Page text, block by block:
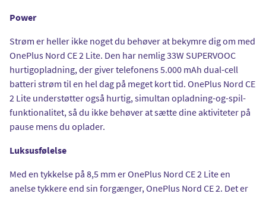
Power
Strøm er heller ikke noget du behøver at bekymre dig om med
OnePlus Nord CE 2 Lite. Den har nemlig 33W SUPERVOOC
hurtigopladning, der giver telefonens 5.000 mAh dual-cell
batteri strøm til en hel dag på meget kort tid. OnePlus Nord CE
2 Lite understøtter også hurtig, simultan opladning-og-spil-
funktionalitet, så du ikke behøver at sætte dine aktiviteter på
pause mens du oplader.
Luksusfølelse
Med en tykkelse på 8,5 mm er OnePlus Nord CE 2 Lite en
anelse tykkere end sin forgænger, OnePlus Nord CE 2. Det er